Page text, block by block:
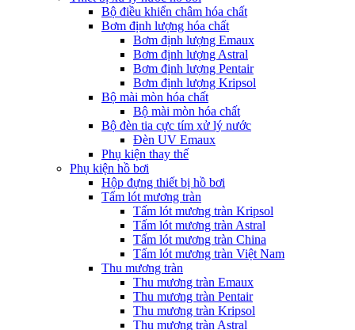
Bộ điều khiển châm hóa chất
Bơm định lượng hóa chất
Bơm định lượng Emaux
Bơm định lượng Astral
Bơm định lượng Pentair
Bơm định lượng Kripsol
Bộ mài mòn hóa chất
Bộ mài mòn hóa chất
Bộ đèn tia cực tím xử lý nước
Đèn UV Emaux
Phụ kiện thay thế
Phụ kiện hồ bơi
Hộp đựng thiết bị hồ bơi
Tấm lót mương tràn
Tấm lót mương tràn Kripsol
Tấm lót mương tràn Astral
Tấm lót mương tràn China
Tấm lót mương tràn Việt Nam
Thu mương tràn
Thu mương tràn Emaux
Thu mương tràn Pentair
Thu mương tràn Kripsol
Thu mương tràn Astral